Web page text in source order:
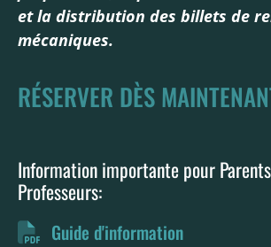
et la distribution des billets de
mécaniques.
RÉSERVER DÈS
Information importante pour
Professeurs:
Guide d'information